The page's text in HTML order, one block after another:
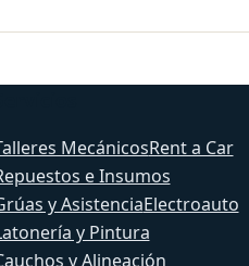
MecánicosRent a Car
e Insumos
y AsistenciaElectroauto
y Pintura
y Alineación